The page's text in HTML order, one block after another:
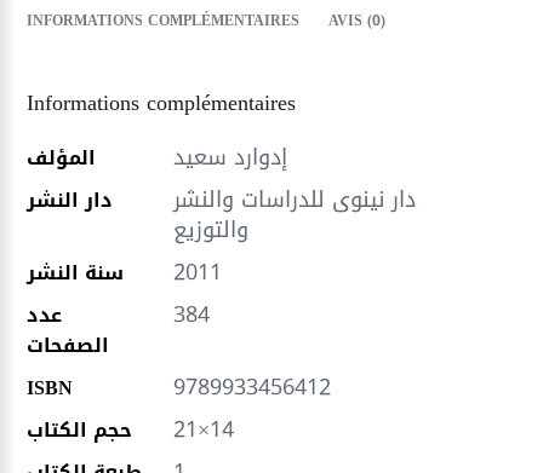
INFORMATIONS COMPLÉMENTAIRES AVIS (0)
Informations complémentaires
المؤلف إدوارد سعيد
دار النشر دار نينوى للدراسات والنشر
والتوزيع
سنة النشر 2011
عدد
الصفحات
384
ISBN 9789933456412
حجم الكتاب 21×14